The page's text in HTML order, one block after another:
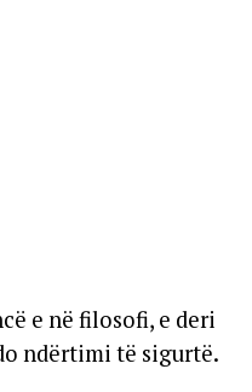
e në filosofi, e deri
ndërtimi të sigurtë.